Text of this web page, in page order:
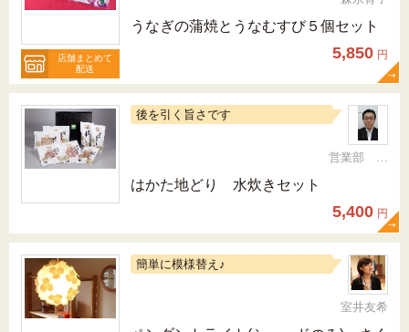
店舗まとめて
配送
うなぎの蒲焼とうなむすび５個セット
5,850 円
後を引く旨さです
営業部 次長 梶原 健二郎
はかた地どり 水炊きセット
5,400 円
簡単に模様替え♪
室井友希